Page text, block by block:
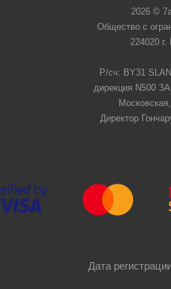
2026 ©
Общество с
224020
Р/сч: BY31
дирекция N500
Директор
Дата